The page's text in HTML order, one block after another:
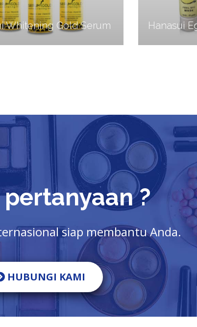
Whitening Gold Serum Hanasui
pertanyaan ?
siap membantu Anda.
HUBUNGI KAMI